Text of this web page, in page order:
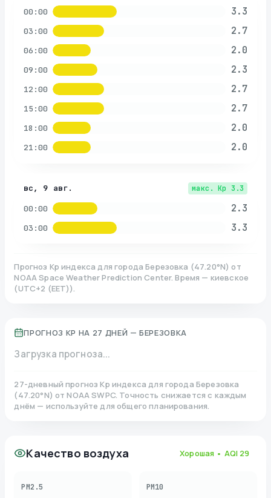
00:00 3.3
03:00 2.7
06:00 2.0
09:00 2.3
12:00 2.7
15:00 2.7
18:00 2.0
21:00 2.0
вс, 9 авг. макс. Kp 3.3
00:00 2.3
03:00 3.3
Прогноз Kp индекса для города Березовка (47.20°N)от
NOAA Space Weather Prediction Center. Время — киевское
(UTC+2 (EET)).
ПРОГНОЗ KP НА 27 ДНЕЙ — БЕРЕЗОВКА
Загрузка прогноза...
27-дневный прогноз Kp индекса для города Березовка
(47.20°N)от NOAA SWPC. Точность снижается с каждым
днём — используйте для общего планирования.
Качество воздуха Хорошая • AQI 29
PM2.5 PM10